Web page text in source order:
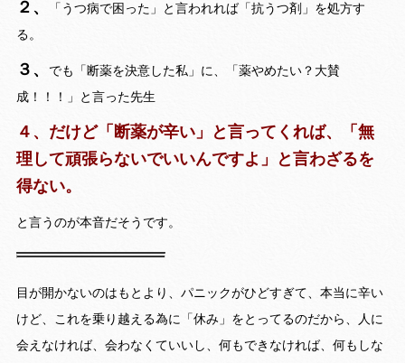
２、
「うつ病で困った」と言われれば「抗うつ剤」を処方す
る。
３、
でも「断薬を決意した私」に、「薬やめたい？大賛
成！！！」と言った先生
４、だけど「断薬が辛い」と言ってくれば、「無
理して頑張らないでいいんですよ」と言わざるを
得ない。
と言うのが本音だそうです。
目が開かないのはもとより、パニックがひどすぎて、本当に辛い
けど、これを乗り越える為に「休み」をとってるのだから、人に
会えなければ、会わなくていいし、何もできなければ、何もしな